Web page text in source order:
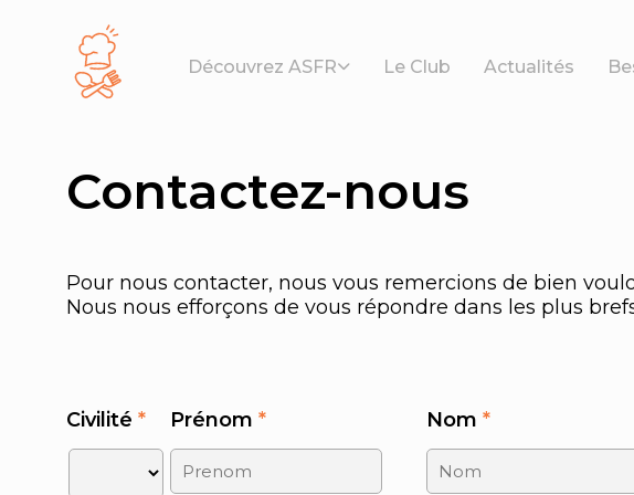
Découvrez ASFR Le Club Actualités
Contactez-nous
Pour nous contacter, nous vous remercions de bien
Nous nous efforçons de vous répondre dans les plus
Civilité * Prénom * Nom *